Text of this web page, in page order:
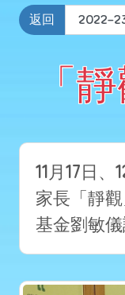
返回
「
11月17日
家長「靜
基金劉敏儀